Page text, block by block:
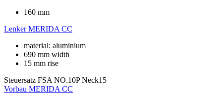
160 mm
Lenker MERIDA CC
material: aluminium
690 mm width
15 mm rise
Steuersatz FSA NO.10P Neck15
Vorbau MERIDA CC